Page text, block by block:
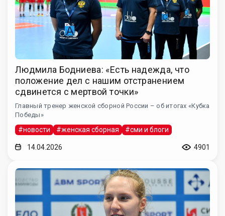
Людмила Бодниева: «Есть надежда, что
положение дел с нашим отстранением
сдвинется с мертвой точки»
Главный тренер женской сборной России – об итогах «Кубка
Победы»
#новости #женская сборная #сми и блоги
14.04.2026 4901